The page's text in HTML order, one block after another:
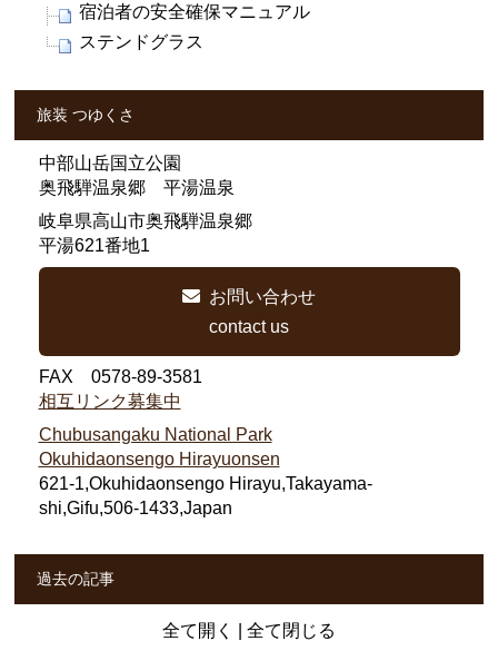
宿泊者の安全確保マニュアル
ステンドグラス
旅装 つゆくさ
中部山岳国立公園
奥飛騨温泉郷 平湯温泉
岐阜県高山市奥飛騨温泉郷
平湯621番地1
お問い合わせ
contact us
FAX 0578-89-3581
相互リンク募集中
Chubusangaku National Park
Okuhidaonsengo Hirayuonsen
621-1,Okuhidaonsengo Hirayu,Takayama-
shi,Gifu,506-1433,Japan
過去の記事
全て開く 全て閉じる